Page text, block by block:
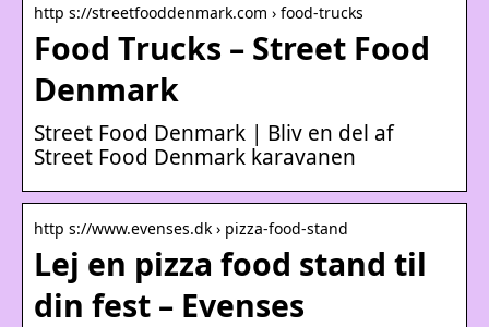
http s://streetfooddenmark.com › food-trucks
Food Trucks – Street Food
Denmark
Street Food Denmark | Bliv en del af
Street Food Denmark karavanen
http s://www.evenses.dk › pizza-food-stand
Lej en pizza food stand til
din fest – Evenses